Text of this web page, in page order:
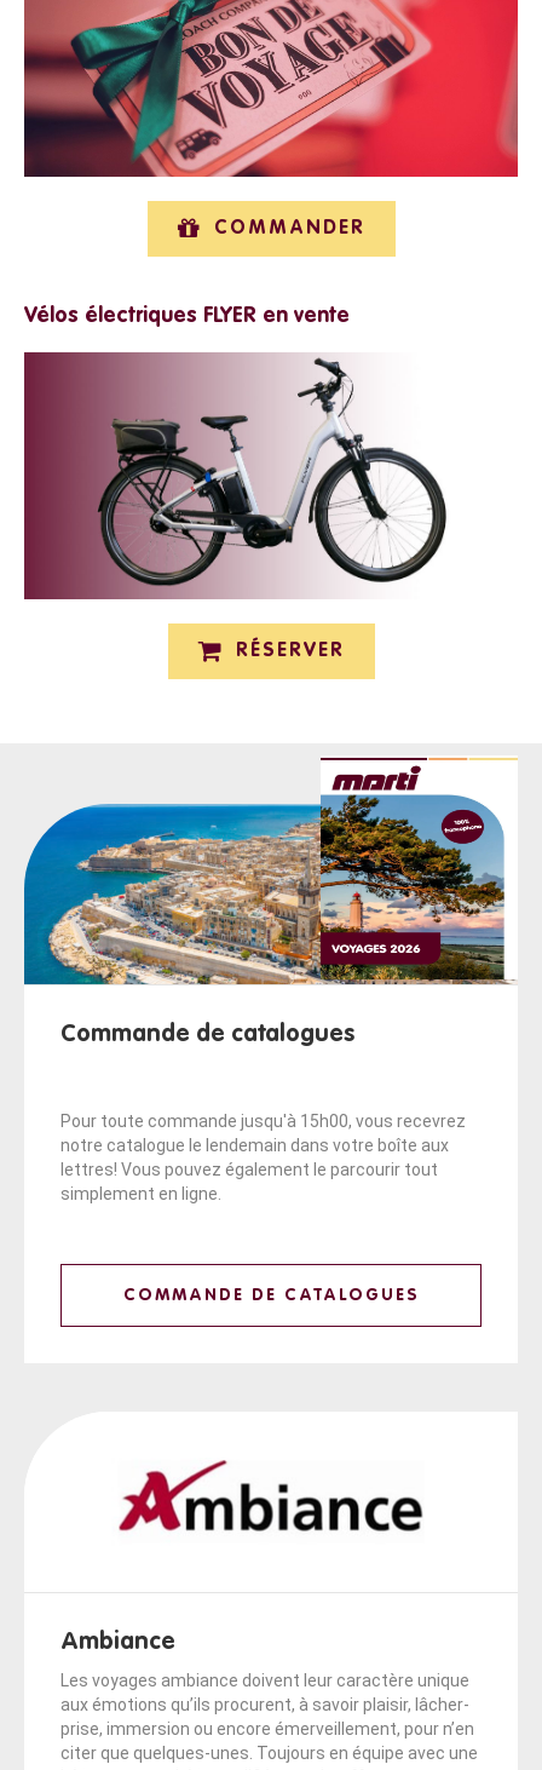
COMMANDER
Vélos électriques FLYER en vente
RÉSERVER
Commande de catalogues
Pour toute commande jusqu'à 15h00, vous recevrez
notre catalogue le lendemain dans votre boîte aux
lettres! Vous pouvez également le parcourir tout
simplement en ligne.
COMMANDE DE CATALOGUES
Ambiance
Les voyages ambiance doivent leur caractère unique
aux émotions qu’ils procurent, à savoir plaisir, lâcher-
prise, immersion ou encore émerveillement, pour n’en
citer que quelques-unes. Toujours en équipe avec une